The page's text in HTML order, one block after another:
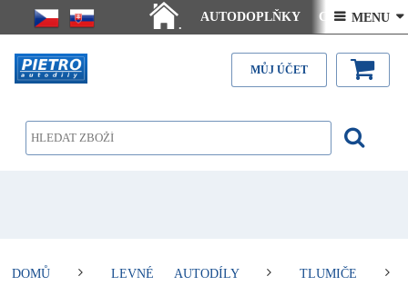
.
AUTODOPLŇKY Ceny doručení
Články - návody Kontakt
 MENU 
MŮJ ÚČET
DOMŮ LEVNÉ AUTODÍLY
TLUMIČE